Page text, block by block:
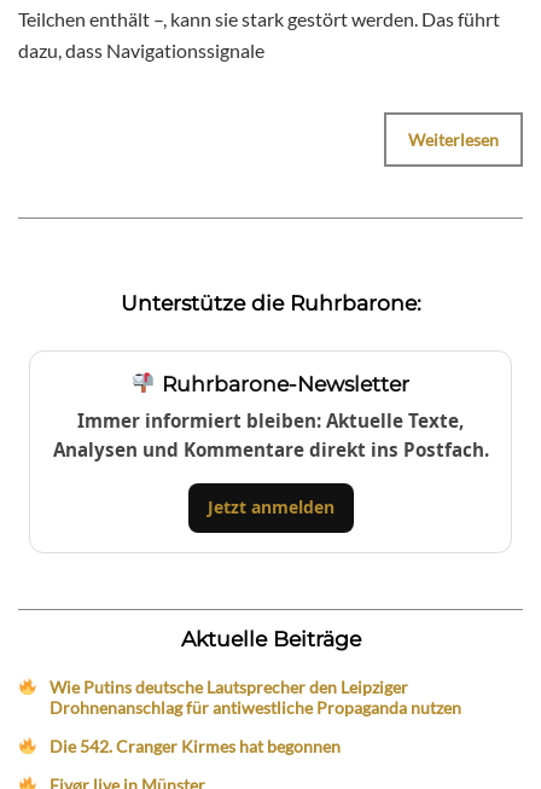
Teilchen enthält –, kann sie stark gestört werden. Das führt
dazu, dass Navigationssignale
Weiterlesen
Unterstütze die Ruhrbarone:
Ruhrbarone-Newsletter
Immer informiert bleiben: Aktuelle Texte,
Analysen und Kommentare direkt ins Postfach.
Jetzt anmelden
Aktuelle Beiträge
Wie Putins deutsche Lautsprecher den Leipziger
Drohnenanschlag für antiwestliche Propaganda nutzen
Die 542. Cranger Kirmes hat begonnen
Eivør live in Münster